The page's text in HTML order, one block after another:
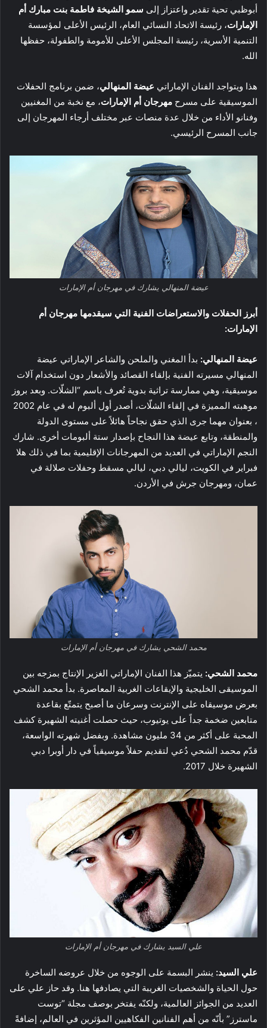
أبوظبي تحية تقدير واعتزاز إلى سمو الشيخة فاطمة بنت مبارك أم
الإمارات، رئيسة الاتحاد النسائي العام، الرئيس الأعلى لمؤسسة
التنمية الأسرية، رئيسة المجلس الأعلى للأمومة والطفولة، حفظها
الله.
هذا ويتواجد الفنان الإماراتي عيضة المنهالي، ضمن برنامج الحفلات
الموسيقية على مسرح مهرجان أم الإمارات، مع نخبة من المغنيين
وفنانو الأداء من خلال عدة منصات عبر مختلف أرجاء المهرجان إلى
جانب المسرح الرئيسي.
عيضة المنهالي يشارك في مهرجان أم الإمارات
أبرز الحفلات والاستعراضات الفنية التي سيقدمها مهرجان أم
الإمارات:
عيضة المنهالي: بدأ المغني والملحن والشاعر الإماراتي عيضة
المنهالي مسيرته الفنية بإلقاء القصائد والأشعار دون استخدام آلات
موسيقية، وهي ممارسة تراثية بدوية تُعرف باسم “الشلّات. وبعد بروز
موهبته المميزة في إلقاء الشلّات، أصدر أول ألبوم له في عام 2002
، بعنوان مهما جرى الذي حقق نجاحاً هائلاً على مستوى الدولة
والمنطقة، وتابع عيضة هذا النجاح بإصدار ستة ألبومات أخرى. شارك
النجم الإماراتي في العديد من المهرجانات الإقليمية بما في ذلك هلا
فبراير في الكويت، ليالي دبي، ليالي مسقط وحفلات صلالة في
عمان، ومهرجان جرش في الأردن.
محمد الشحي يشارك في مهرجان أم الإمارات
محمد الشحي: يتميّز هذا الفنان الإماراتي الغزير الإنتاج بمزجه بين
الموسيقى الخليجية والإيقاعات الغربية المعاصرة. بدأ محمد الشحي
بعرض موسيقاه على الإنترنت وسرعان ما أصبح يتمتّع بقاعدة
متابعين ضخمة جداً على يوتيوب، حيث حصلت أغنيته الشهيرة كشف
المحبة على أكثر من 34 مليون مشاهدة. وبفضل شهرته الواسعة،
قدّم محمد الشحي دُعي لتقديم حفلاً موسيقياً في دار أوبرا دبي
الشهيرة خلال 2017.
علي السيد يشارك في مهرجان أم الإمارات
علي السيد: ينشر البسمة على الوجوه من خلال عروضه الساخرة
حول الحياة والشخصيات الغريبة التي يصادفها هنا. وقد حاز علي على
العديد من الجوائز العالمية، ولكنّه يفتخر بوصف مجلة “توست
ماسترز” بأنّه من أهم الفنانين الفكاهيين المؤثرين في العالم، إضافةً